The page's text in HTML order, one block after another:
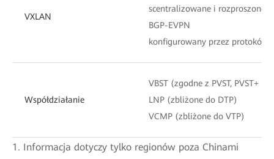
VXLAN
scentralizowane i rozproszone
BGP-EVPN
konfigurowany przez protokół
Współdziałanie
VBST (zgodne z PVST, PVST+ i
LNP (zbliżone do DTP)
VCMP (zbliżone do VTP)
1. Informacja dotyczy tylko regionów poza Chinami